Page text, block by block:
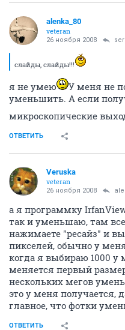
alenka_80
veteran
26 ноября 2008
слайды, слайды!!!
я не умею
У меня не
уменьшить. А если
микроскопические
ОТВЕТИТЬ
Veruska
veteran
26 ноября 2008
а я программку
так и уменьшаю, там
нажимаете "ресайз" и
пикселей, обычно у
когда я выбираю 1000 у
меняется первый
нескольких мегов
это у меня получается,
главное, что фотки
ОТВЕТИТЬ